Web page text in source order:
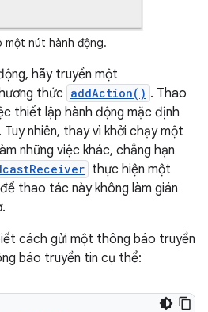
nút hành động.
hãy truyền một
thức addAction() . Thao
thiết lập hành động mặc định
nhiên, thay vì khởi chạy một
những việc khác, chẳng hạn
thực hiện một
thao tác này không làm gián
cách gửi một thông báo truyền
báo truyền tin cụ thể: